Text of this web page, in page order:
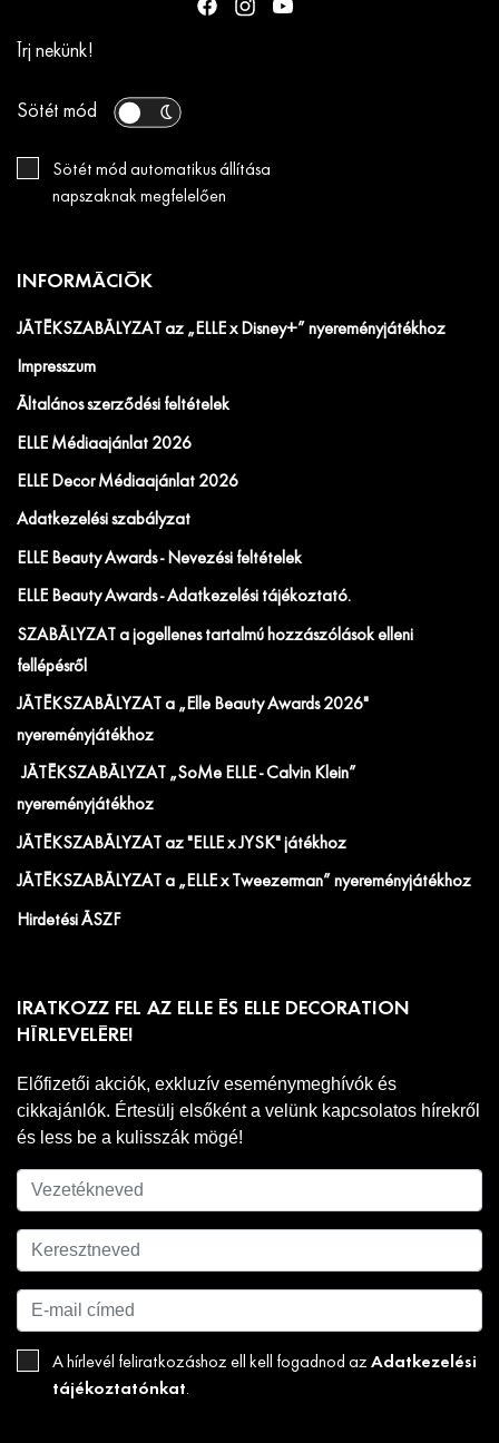
Írj nekünk!
Sötét mód
Sötét mód automatikus állítása
napszaknak megfelelően
INFORMÁCIÓK
JÁTÉKSZABÁLYZAT az „ELLE x Disney+” nyereményjátékhoz
Impresszum
Általános szerződési feltételek
ELLE Médiaajánlat 2026
ELLE Decor Médiaajánlat 2026
Adatkezelési szabályzat
ELLE Beauty Awards - Nevezési feltételek
ELLE Beauty Awards - Adatkezelési tájékoztató.
SZABÁLYZAT a jogellenes tartalmú hozzászólások elleni
fellépésről
JÁTÉKSZABÁLYZAT a „Elle Beauty Awards 2026"
nyereményjátékhoz
JÁTÉKSZABÁLYZAT „SoMe ELLE - Calvin Klein”
nyereményjátékhoz
JÁTÉKSZABÁLYZAT az "ELLE x JYSK" játékhoz
JÁTÉKSZABÁLYZAT a „ELLE x Tweezerman” nyereményjátékhoz
Hirdetési ÁSZF
IRATKOZZ FEL AZ ELLE ÉS ELLE DECORATION
HÍRLEVELÉRE!
Előfizetői akciók, exkluzív eseménymeghívók és
cikkajánlók. Értesülj elsőként a velünk kapcsolatos hírekről
és less be a kulisszák mögé!
A hírlevél feliratkozáshoz ell kell fogadnod az Adatkezelési
tájékoztatónkat.